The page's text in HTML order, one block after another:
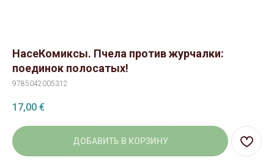
НасеКомиксы. Пчела против журчалки:
поединок полосатых!
9785042005312
17,00 €
ДОБАВИТЬ В КОРЗИНУ